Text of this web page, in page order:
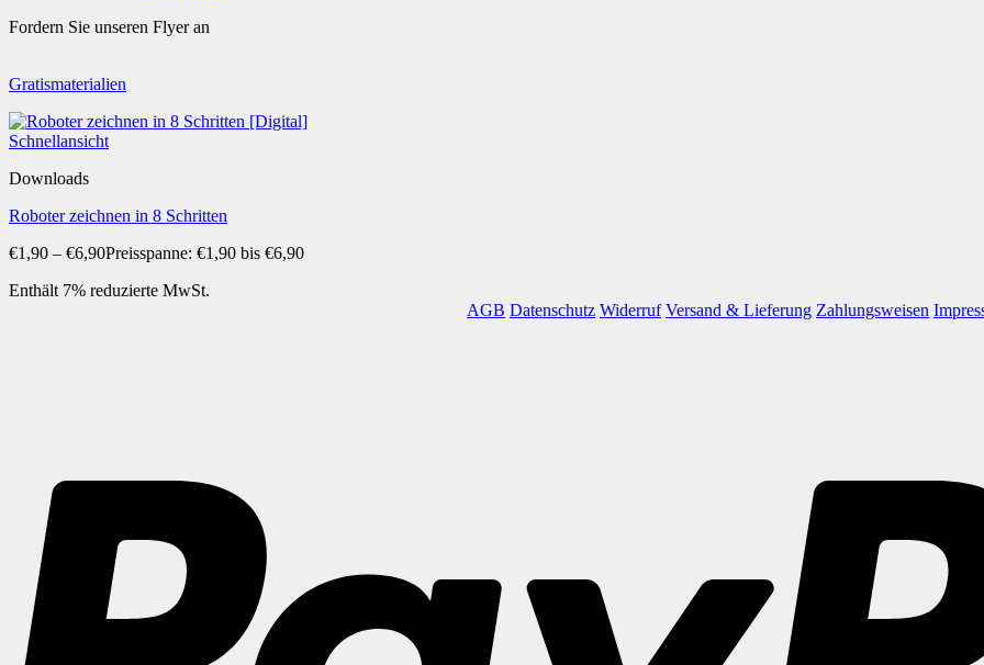
Fordern Sie unseren Flyer an
Gratismaterialien
Schnellansicht
Downloads
Roboter zeichnen in 8 Schritten
€1,90 – €6,90Preisspanne: €1,90 bis €6,90
Enthält 7% reduzierte MwSt.
AGB Datenschutz Widerruf Versand & Lieferung Zahlungsweisen